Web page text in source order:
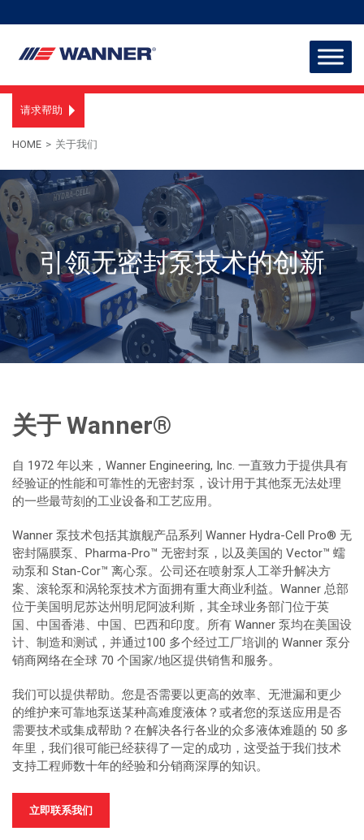
请求帮助
HOME > 关于我们
引领无密封泵技术的创新
关于 Wanner®
自 1972 年以来，Wanner Engineering, Inc. 一直致力于提供具有
经验证的性能和可靠性的无密封泵，设计用于其他泵无法处理
的一些最苛刻的工业设备和工艺应用。
Wanner 泵技术包括其旗舰产品系列 Wanner Hydra-Cell Pro® 无
密封隔膜泵、Pharma-Pro™ 无密封泵，以及美国的 Vector™ 蠕
动泵和 Stan-Cor™ 离心泵。公司还在喷射泵人工举升解决方
案、滚轮泵和涡轮泵技术方面拥有重大商业利益。Wanner 总部
位于美国明尼苏达州明尼阿波利斯，其全球业务部门位于英
国、中国香港、中国、巴西和印度。所有 Wanner 泵均在美国设
计、制造和测试，并通过100 多个经过工厂培训的 Wanner 泵分
销商网络在全球 70 个国家/地区提供销售和服务。
我们可以提供帮助。您是否需要以更高的效率、无泄漏和更少
的维护来可靠地泵送某种高难度液体？或者您的泵送应用是否
需要技术或集成帮助？在解决各行各业的众多液体难题的 50 多
年里，我们很可能已经获得了一定的成功，这受益于我们技术
支持工程师数十年的经验和分销商深厚的知识。
立即联系我们